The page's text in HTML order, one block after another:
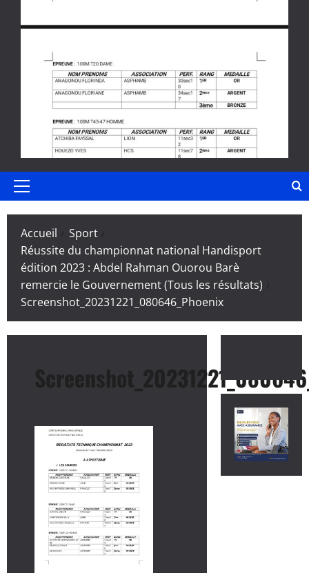
Menu
Accueil
Sport
Réussite du championnat national Handisport
édition 2023 : Abdel Rahman Ouorou Barè
remercie le Gouvernement (Tous les résultats)
Screenshot_20231221_080646_Phoenix